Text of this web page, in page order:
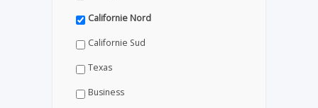
Californie Nord
Californie Sud
Texas
Business